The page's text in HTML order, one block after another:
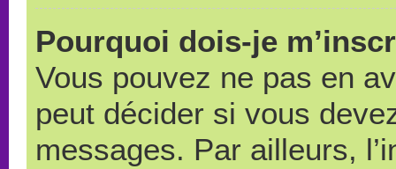
Pourquoi dois-je
Vous pouvez ne pas en
peut décider si vous
messages. Par ailleurs,